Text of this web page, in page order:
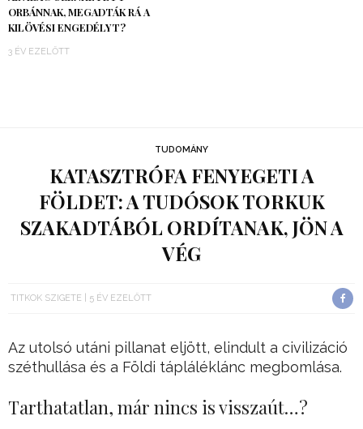
ORBÁNNAK, MEGADTÁK RÁ A
KILÖVÉSI ENGEDÉLYT?
3 ÉV EZELŐTT
TUDOMÁNY
KATASZTRÓFA FENYEGETI A
FÖLDET: A TUDÓSOK TORKUK
SZAKADTÁBÓL ORDÍTANAK, JÖN A
VÉG
TITKOK SZIGETE 5 ÉV EZELŐTT
Az utolsó utáni pillanat eljött, elindult a civilizáció
széthullása és a Földi tápláléklánc megbomlása.
Tarthatatlan, már nincs is visszaút…?